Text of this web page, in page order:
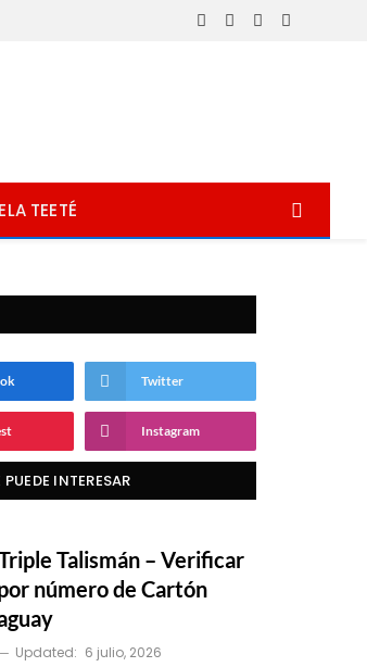
Facebook
X
InstagramWhatsApp
TEETÉ
Twitter
Instagram
INTERESAR
Talismán – Verificar
número de Cartón
Updated: 6 julio, 2026